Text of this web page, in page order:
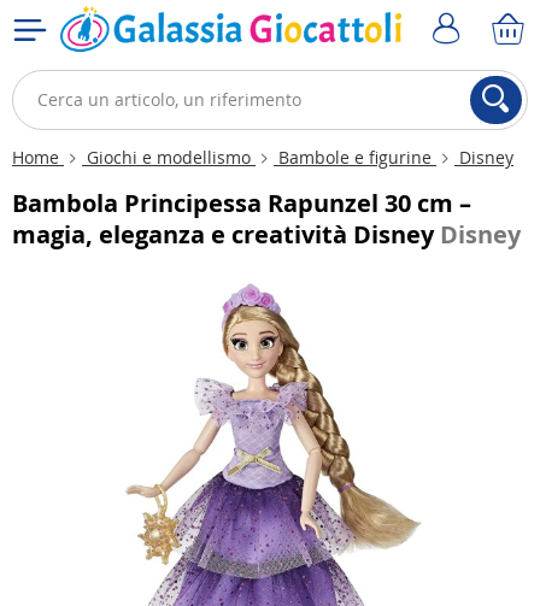
Home Giochi e modellismo Bambole e figurine Disney
Bambola Principessa Rapunzel 30 cm –
magia, eleganza e creatività DisneyDisney